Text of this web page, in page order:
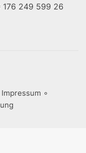
176 249 599 26
Impressum ◦